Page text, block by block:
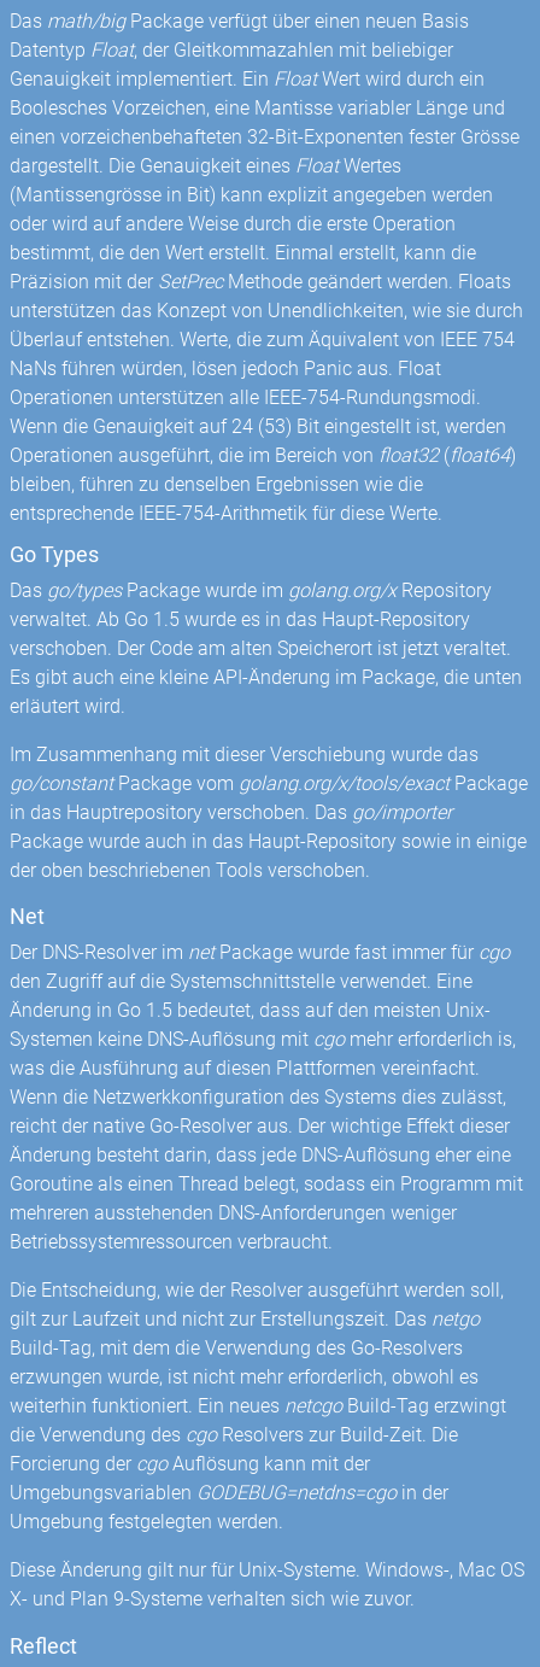
Das math/bigPackage verfügt über einen neuen Basis
Datentyp Float, der Gleitkommazahlen mit beliebiger
Genauigkeit implementiert. Ein FloatWert wird durch ein
Boolesches Vorzeichen, eine Mantisse variabler Länge und
einen vorzeichenbehafteten 32-Bit-Exponenten fester Grösse
dargestellt. Die Genauigkeit eines FloatWertes
(Mantissengrösse in Bit) kann explizit angegeben werden
oder wird auf andere Weise durch die erste Operation
bestimmt, die den Wert erstellt. Einmal erstellt, kann die
Präzision mit der SetPrecMethode geändert werden. Floats
unterstützen das Konzept von Unendlichkeiten, wie sie durch
Überlauf entstehen. Werte, die zum Äquivalent von IEEE 754
NaNs führen würden, lösen jedoch Panic aus. Float
Operationen unterstützen alle IEEE-754-Rundungsmodi.
Wenn die Genauigkeit auf 24 (53) Bit eingestellt ist, werden
Operationen ausgeführt, die im Bereich von float32(float64)
bleiben, führen zu denselben Ergebnissen wie die
entsprechende IEEE-754-Arithmetik für diese Werte.
Go Types
Das go/typesPackage wurde im golang.org/xRepository
verwaltet. Ab Go 1.5 wurde es in das Haupt-Repository
verschoben. Der Code am alten Speicherort ist jetzt veraltet.
Es gibt auch eine kleine API-Änderung im Package, die unten
erläutert wird.
Im Zusammenhang mit dieser Verschiebung wurde das
go/constantPackage vom golang.org/x/tools/exactPackage
in das Hauptrepository verschoben. Das go/importer
Package wurde auch in das Haupt-Repository sowie in einige
der oben beschriebenen Tools verschoben.
Net
Der DNS-Resolver im netPackage wurde fast immer für cgo
den Zugriff auf die Systemschnittstelle verwendet. Eine
Änderung in Go 1.5 bedeutet, dass auf den meisten Unix-
Systemen keine DNS-Auflösung mit cgomehr erforderlich is,
was die Ausführung auf diesen Plattformen vereinfacht.
Wenn die Netzwerkkonfiguration des Systems dies zulässt,
reicht der native Go-Resolver aus. Der wichtige Effekt dieser
Änderung besteht darin, dass jede DNS-Auflösung eher eine
Goroutine als einen Thread belegt, sodass ein Programm mit
mehreren ausstehenden DNS-Anforderungen weniger
Betriebssystemressourcen verbraucht.
Die Entscheidung, wie der Resolver ausgeführt werden soll,
gilt zur Laufzeit und nicht zur Erstellungszeit. Das netgo
Build-Tag, mit dem die Verwendung des Go-Resolvers
erzwungen wurde, ist nicht mehr erforderlich, obwohl es
weiterhin funktioniert. Ein neues netcgoBuild-Tag erzwingt
die Verwendung des cgoResolvers zur Build-Zeit. Die
Forcierung der cgoAuflösung kann mit der
Umgebungsvariablen GODEBUG=netdns=cgoin der
Umgebung festgelegten werden.
Diese Änderung gilt nur für Unix-Systeme. Windows-, Mac OS
X- und Plan 9-Systeme verhalten sich wie zuvor.
Reflect